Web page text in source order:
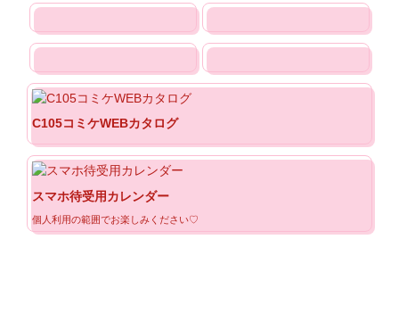
C105コミケWEBカタログ
スマホ待受用カレンダー
個人利用の範囲でお楽しみください♡